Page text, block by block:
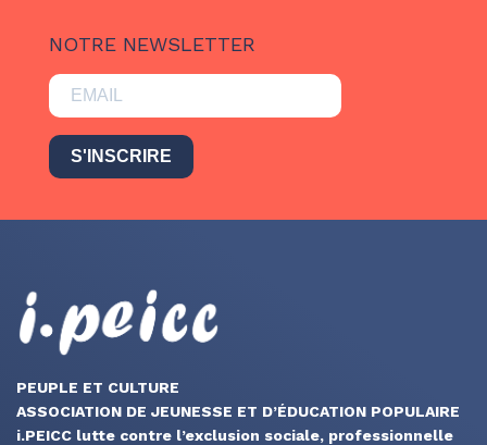
NOTRE NEWSLETTER
S'INSCRIRE
PEUPLE ET CULTURE
ASSOCIATION DE JEUNESSE ET D’ÉDUCATION POPULAIRE
i.PEICC lutte contre l’exclusion sociale, professionnelle